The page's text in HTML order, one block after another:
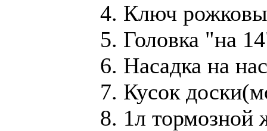
4. Ключ
5. Головка "на
6. Насадка на
7. Кусок
8. 1л тормозной